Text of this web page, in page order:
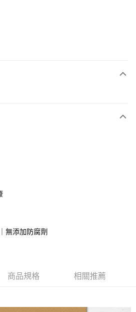
之後才付款」的支付方式。 讓您購物簡單
認證，即可結帳。
，再付款。
】
金額後，即可完成結帳。
繳費通知簡訊。
，點擊此簡訊中的連結，可透過四大超商／
行付款，方視為交易完成。
需立刻繳費，但若您需要取消訂單，請聯絡
取消之訂單仍視為有效，需透過AFTEE先享
以上)免運費
以上)免運費
含以上)免運費
無添加防腐劑
商品規格 相關推薦